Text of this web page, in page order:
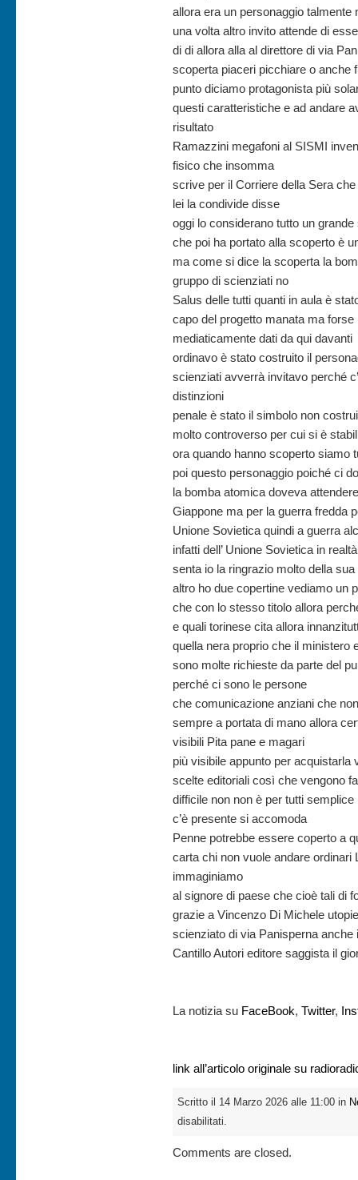
allora era un personaggio
una volta altro invito attende di
di di allora alla al direttore di via
scoperta piaceri picchiare o anche
punto diciamo protagonista più
questi caratteristiche e ad andare
risultato
Ramazzini megafoni al SISMI
fisico che insomma
scrive per il Corriere della Sera
lei la condivide disse
oggi lo considerano tutto un
che poi ha portato alla scoperto è
ma come si dice la scoperta la
gruppo di scienziati no
Salus delle tutti quanti in aula è
capo del progetto manata ma
mediaticamente dati da qui davanti
ordinavo è stato costruito il
scienziati avverrà invitavo perché
distinzioni
penale è stato il simbolo non
molto controverso per cui si è
ora quando hanno scoperto siamo
poi questo personaggio poiché ci
la bomba atomica doveva
Giappone ma per la guerra fredda
Unione Sovietica quindi a guerra
infatti dell’ Unione Sovietica in
senta io la ringrazio molto della
altro ho due copertine vediamo un
che con lo stesso titolo allora
e quali torinese cita allora
quella nera proprio che il ministero
sono molte richieste da parte del
perché ci sono le persone
che comunicazione anziani che
sempre a portata di mano allora
visibili Pita pane e magari
più visibile appunto per
scelte editoriali così che vengono
difficile non non è per tutti
c’è presente si accomoda
Penne potrebbe essere coperto a
carta chi non vuole andare
immaginiamo
al signore di paese che cioè tali di
grazie a Vincenzo Di Michele
scienziato di via Panisperna anche
Cantillo Autori editore saggista il
La notizia su FaceBook, Twitter,
link all’articolo originale su
Scritto il 14 Marzo 2026 alle 11:00 in
disabilitati.
Comments are closed.